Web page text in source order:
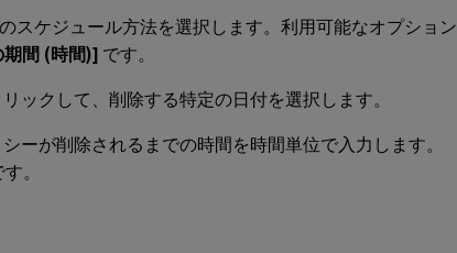
スケジュール方法を選択します。利用可能なオプション
間 (時間)] です。
ックして、削除する特定の日付を選択します。
ーが削除されるまでの時間を時間単位で入力します。
。